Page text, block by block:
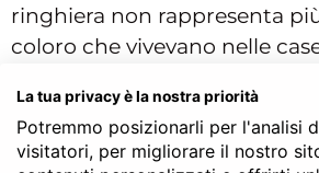
ringhiera non rappresenta
coloro che vivevano nelle
Preventivo notarile
acquisto casa di
La tua privacy è la nostra priorità
Potremmo posizionarli per l'analisi
visitatori, per migliorare il nostro